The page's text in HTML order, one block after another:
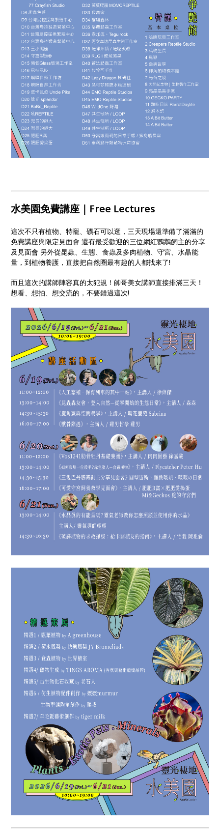
水美園免費講座｜Free Lectures
這次不只有植物、特寵、礦石可以逛，三天現場還準備了滿滿的
免費講座與限定見面會 還有最受歡迎的三位網紅鸚鵡飼主的分享
及見面會 另外從昆蟲、生態、食蟲及多肉植物、守宮、水晶能
量，到植物養護，直接把自然圈最有趣的人都找來了!
而且這次的講師陣容真的太犯規！帥哥美女講師直接排滿三天！
想看、想拍、想交流的，不要錯過這次!